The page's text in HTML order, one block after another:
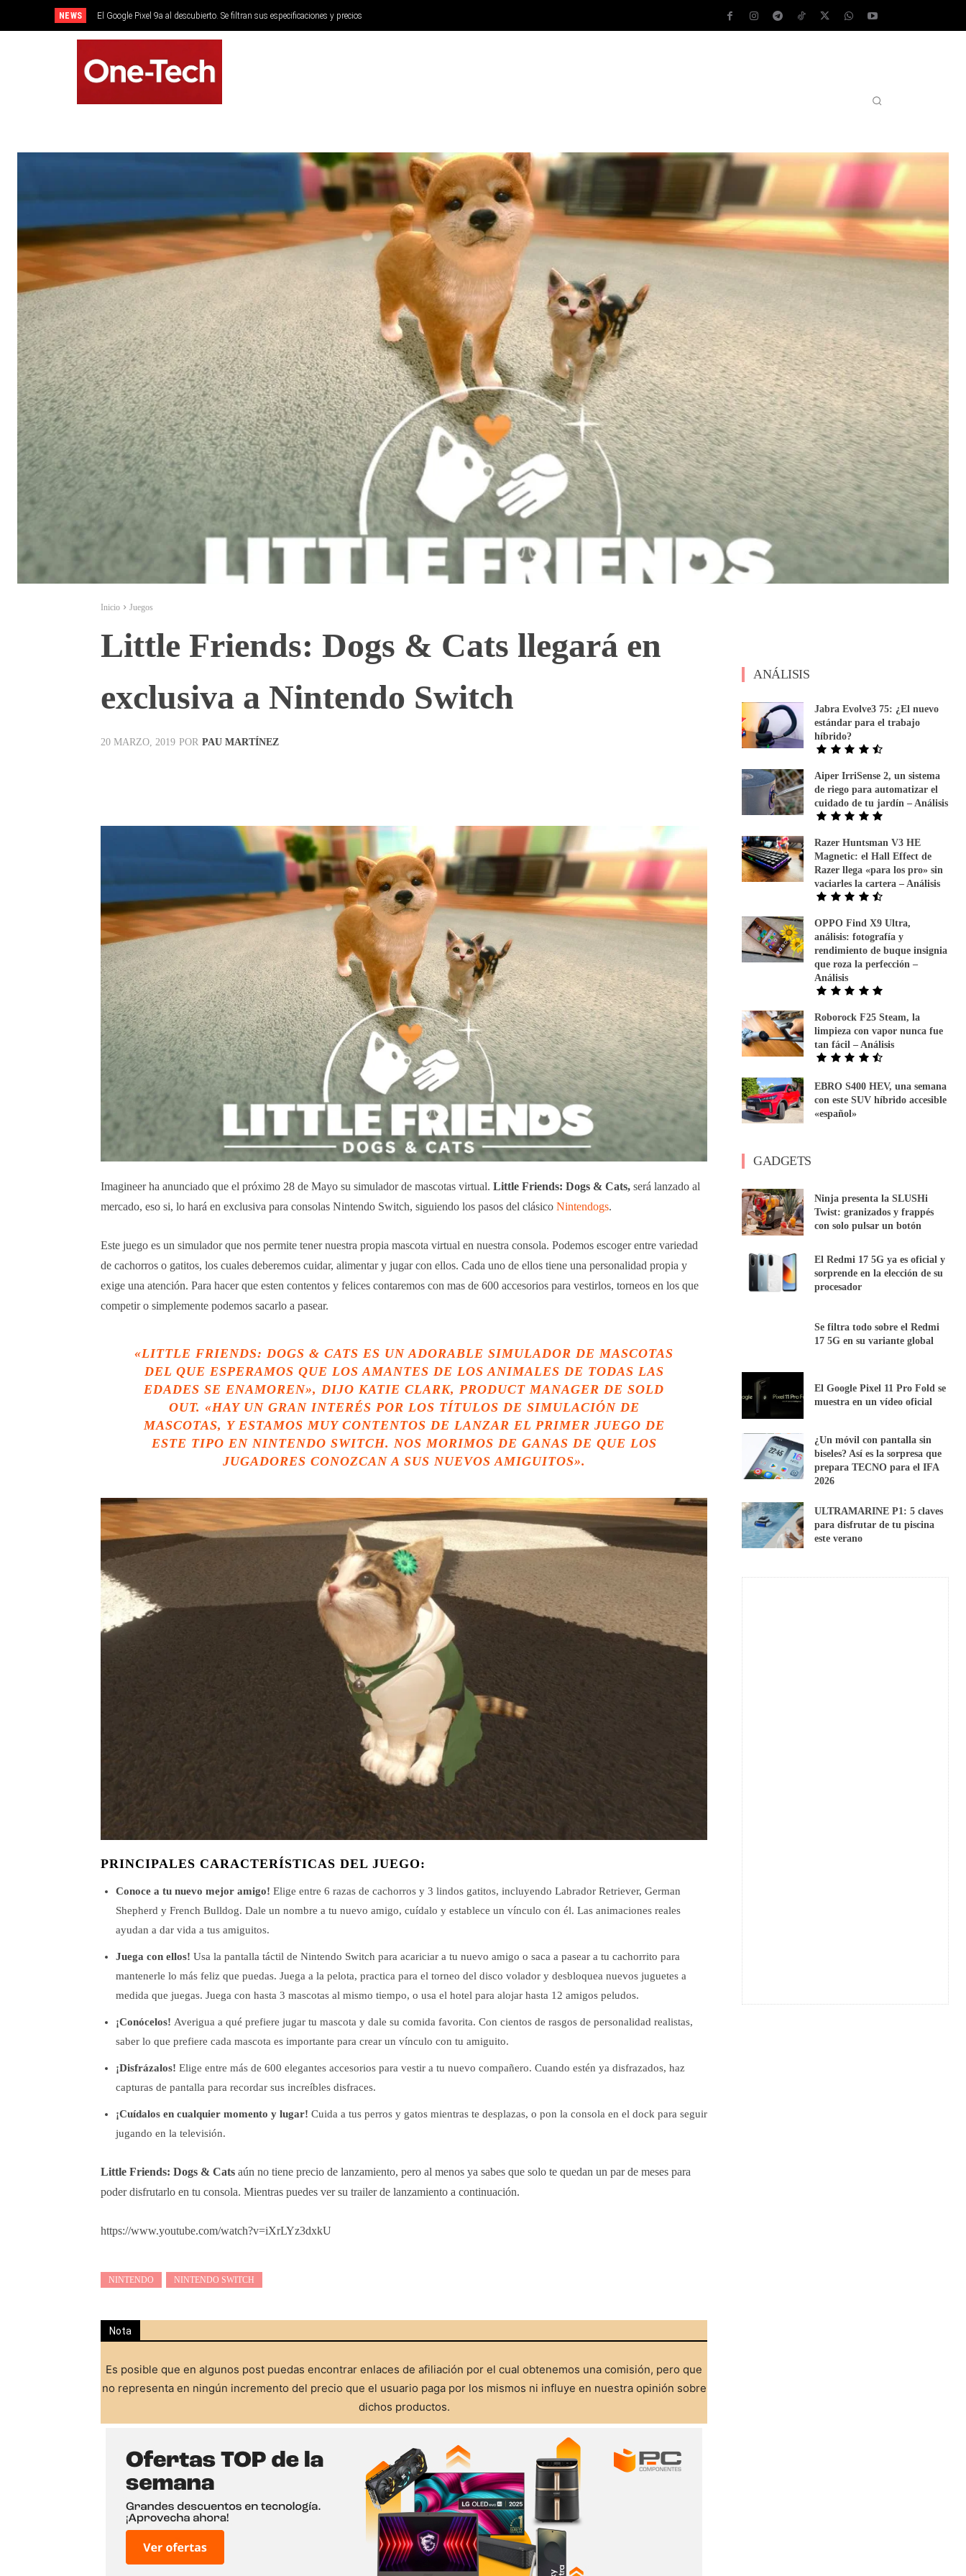
NEWS El Google Pixel 9a al descubierto. Se filtran sus especificaciones y precios
Inicio Juegos
Little Friends: Dogs & Cats llegará en
exclusiva a Nintendo Switch
20 MARZO, 2019 POR PAU MARTÍNEZ
Imagineer ha anunciado que el próximo 28 de Mayo su simulador de mascotas virtual. Little Friends: Dogs & Cats, será lanzado al
mercado, eso si, lo hará en exclusiva para consolas Nintendo Switch, siguiendo los pasos del clásico Nintendogs.
Este juego es un simulador que nos permite tener nuestra propia mascota virtual en nuestra consola. Podemos escoger entre variedad
de cachorros o gatitos, los cuales deberemos cuidar, alimentar y jugar con ellos. Cada uno de ellos tiene una personalidad propia y
exige una atención. Para hacer que esten contentos y felices contaremos con mas de 600 accesorios para vestirlos, torneos en los que
competir o simplemente podemos sacarlo a pasear.
«LITTLE FRIENDS: DOGS & CATS ES UN ADORABLE SIMULADOR DE MASCOTAS
DEL QUE ESPERAMOS QUE LOS AMANTES DE LOS ANIMALES DE TODAS LAS
EDADES SE ENAMOREN», DIJO KATIE CLARK, PRODUCT MANAGER DE SOLD
OUT. «HAY UN GRAN INTERÉS POR LOS TÍTULOS DE SIMULACIÓN DE
MASCOTAS, Y ESTAMOS MUY CONTENTOS DE LANZAR EL PRIMER JUEGO DE
ESTE TIPO EN NINTENDO SWITCH. NOS MORIMOS DE GANAS DE QUE LOS
JUGADORES CONOZCAN A SUS NUEVOS AMIGUITOS».
PRINCIPALES CARACTERÍSTICAS DEL JUEGO:
Conoce a tu nuevo mejor amigo! Elige entre 6 razas de cachorros y 3 lindos gatitos, incluyendo Labrador Retriever, German
Shepherd y French Bulldog. Dale un nombre a tu nuevo amigo, cuídalo y establece un vínculo con él. Las animaciones reales
ayudan a dar vida a tus amiguitos.
Juega con ellos! Usa la pantalla táctil de Nintendo Switch para acariciar a tu nuevo amigo o saca a pasear a tu cachorrito para
mantenerle lo más feliz que puedas. Juega a la pelota, practica para el torneo del disco volador y desbloquea nuevos juguetes a
medida que juegas. Juega con hasta 3 mascotas al mismo tiempo, o usa el hotel para alojar hasta 12 amigos peludos.
¡Conócelos! Averigua a qué prefiere jugar tu mascota y dale su comida favorita. Con cientos de rasgos de personalidad realistas,
saber lo que prefiere cada mascota es importante para crear un vínculo con tu amiguito.
¡Disfrázalos! Elige entre más de 600 elegantes accesorios para vestir a tu nuevo compañero. Cuando estén ya disfrazados, haz
capturas de pantalla para recordar sus increíbles disfraces.
¡Cuídalos en cualquier momento y lugar! Cuida a tus perros y gatos mientras te desplazas, o pon la consola en el dock para seguir
jugando en la televisión.
Little Friends: Dogs & Cats aún no tiene precio de lanzamiento, pero al menos ya sabes que solo te quedan un par de meses para
poder disfrutarlo en tu consola. Mientras puedes ver su trailer de lanzamiento a continuación.
https://www.youtube.com/watch?v=iXrLYz3dxkU
NINTENDO NINTENDO SWITCH
Nota
Es posible que en algunos post puedas encontrar enlaces de afiliación por el cual obtenemos una comisión, pero que
no representa en ningún incremento del precio que el usuario paga por los mismos ni influye en nuestra opinión sobre
dichos productos.
ANÁLISIS
Jabra Evolve3 75: ¿El nuevo
estándar para el trabajo
híbrido?
Aiper IrriSense 2, un sistema
de riego para automatizar el
cuidado de tu jardín – Análisis
Razer Huntsman V3 HE
Magnetic: el Hall Effect de
Razer llega «para los pro» sin
vaciarles la cartera – Análisis
OPPO Find X9 Ultra,
análisis: fotografía y
rendimiento de buque insignia
que roza la perfección –
Análisis
Roborock F25 Steam, la
limpieza con vapor nunca fue
tan fácil – Análisis
EBRO S400 HEV, una semana
con este SUV híbrido accesible
«español»
GADGETS
Ninja presenta la SLUSHi
Twist: granizados y frappés
con solo pulsar un botón
El Redmi 17 5G ya es oficial y
sorprende en la elección de su
procesador
Se filtra todo sobre el Redmi
17 5G en su variante global
El Google Pixel 11 Pro Fold se
muestra en un vídeo oficial
¿Un móvil con pantalla sin
biseles? Así es la sorpresa que
prepara TECNO para el IFA
2026
ULTRAMARINE P1: 5 claves
para disfrutar de tu piscina
este verano